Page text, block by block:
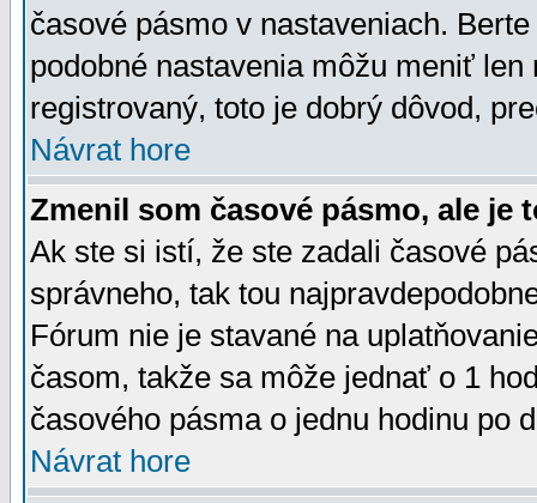
časové pásmo v nastaveniach.
podobné nastavenia môžu meniť
registrovaný, toto je dobrý dôvod,
Návrat hore
Zmenil som časové pásmo, ale je
Ak ste si istí, že ste zadali časové
správneho, tak tou
Fórum nie je stavané na
časom, takže sa môže jednať o 1
časového pásma o jednu hodinu po
Návrat hore